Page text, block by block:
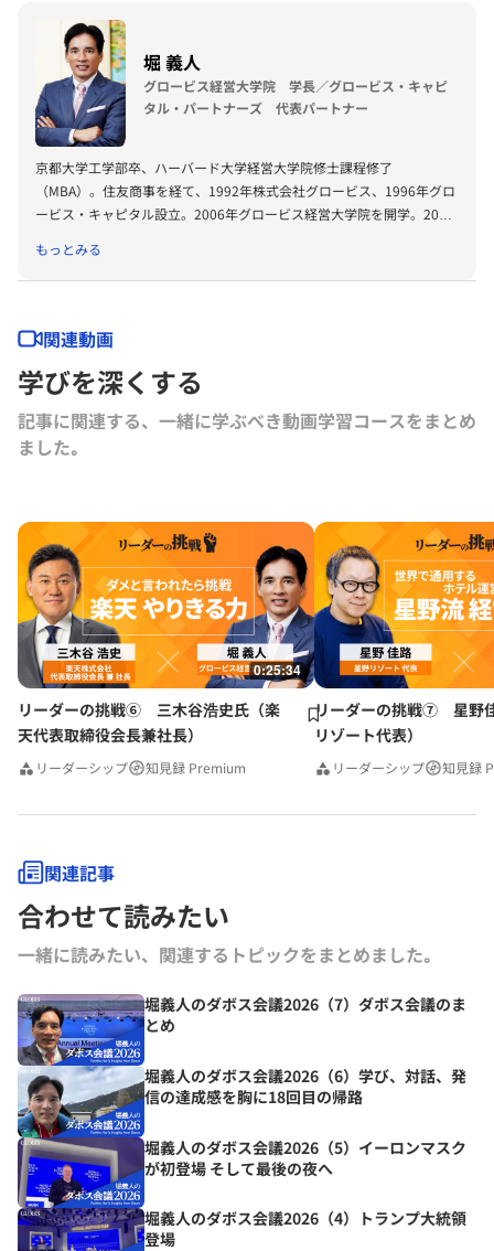
堀 義人
グロービス経営大学院 学長／グロービス・キャピ
タル・パートナーズ 代表パートナー
京都大学工学部卒、ハーバード大学経営大学院修士課程修了
（MBA）。住友商事を経て、1992年株式会社グロービス、1996年グロ
ービス・キャピタル設立。2006年グロービス経営大学院を開学。2008
を立ち上げる。2016年に茨城ロボッツ、2019年に茨城放送オーナー就
任。2022年にLuckyFesを立ち上げ、現在総合プロデューサーを務め
社 社外取締役。
もっとみる
関連動画
学びを深くする
記事に関連する、一緒に学ぶべき動画学習コースをまとめ
ました｡
0:25:34
リーダーの挑戦⑥ 三木谷浩史氏（楽
天代表取締役会長兼社長）
リーダーシップ 知見録 Premium
リーダーの挑戦⑦ 星野
リゾート代表）
リーダーシップ 知見録
関連記事
合わせて読みたい
一緒に読みたい、関連するトピックをまとめました｡
堀義人のダボス会議2026（7）ダボス会議のま
とめ
堀義人のダボス会議2026（6）学び、対話、発
信の達成感を胸に18回目の帰路
堀義人のダボス会議2026（5）イーロンマスク
が初登場 そして最後の夜へ
堀義人のダボス会議2026（4）トランプ大統領
登場